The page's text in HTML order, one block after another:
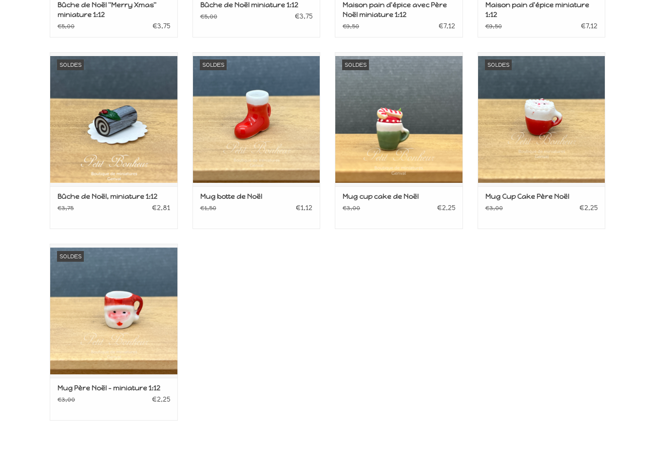
Bûche de Noël ''Merry Xmas''
miniature 1:12
€5,00 €3,75
Bûche de Noël miniature 1:12
€5,00 €3,75
Maison pain d'épice avec Père
Noël miniature 1:12
€9,50 €7,12
Maison pain d'épice miniature
1:12
€9,50 €7,12
SOLDES
Miniature de Noël
AJOUTER AU PANIER
Bûche de Noël, miniature 1:12
€3,75 €2,81
SOLDES
Miniature pour maison de poupée
Mug botte de Noël
€1,50 €1,12
SOLDES
Miniature pour maison de poupée
Echelle 1/12ème
AJOUTER AU PANIER
Mug cup cake de Noël
€3,00 €2,25
SOLDES
Miniature pour maison de poupée
Mug Cup Cake Père Noël
€3,00 €2,25
SOLDES
Miniature pour maison de poupée
Mug Père Noël - miniature 1:12
€3,00 €2,25